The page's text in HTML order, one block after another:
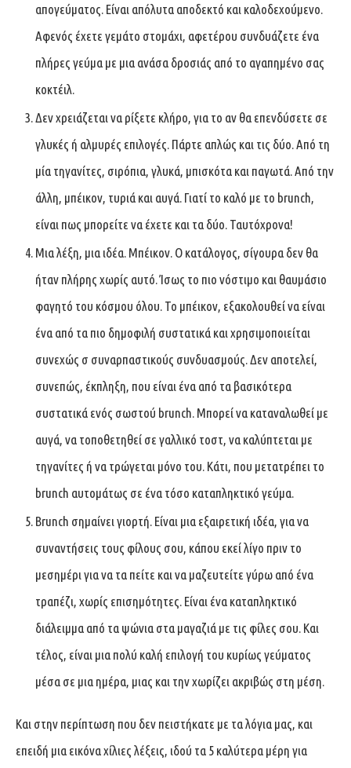
απογεύματος. Είναι απόλυτα αποδεκτό και καλοδεχούμενο.
Αφενός έχετε γεμάτο στομάχι, αφετέρου συνδυάζετε ένα
πλήρες γεύμα με μια ανάσα δροσιάς από το αγαπημένο σας
κοκτέιλ.
Δεν χρειάζεται να ρίξετε κλήρο, για το αν θα επενδύσετε σε
γλυκές ή αλμυρές επιλογές. Πάρτε απλώς και τις δύο. Από τη
μία τηγανίτες, σιρόπια, γλυκά, μπισκότα και παγωτά. Από την
άλλη, μπέικον, τυριά και αυγά. Γιατί το καλό με το brunch,
είναι πως μπορείτε να έχετε και τα δύο. Ταυτόχρονα!
Μια λέξη, μια ιδέα. Μπέικον. Ο κατάλογος, σίγουρα δεν θα
ήταν πλήρης χωρίς αυτό. Ίσως το πιο νόστιμο και θαυμάσιο
φαγητό του κόσμου όλου. Το μπέικον, εξακολουθεί να είναι
ένα από τα πιο δημοφιλή συστατικά και χρησιμοποιείται
συνεχώς σ συναρπαστικούς συνδυασμούς. Δεν αποτελεί,
συνεπώς, έκπληξη, που είναι ένα από τα βασικότερα
συστατικά ενός σωστού brunch. Μπορεί να καταναλωθεί με
αυγά, να τοποθετηθεί σε γαλλικό τοστ, να καλύπτεται με
τηγανίτες ή να τρώγεται μόνο του. Κάτι, που μετατρέπει το
brunch αυτομάτως σε ένα τόσο καταπληκτικό γεύμα.
Brunch σημαίνει γιορτή. Είναι μια εξαιρετική ιδέα, για να
συναντήσεις τους φίλους σου, κάπου εκεί λίγο πριν το
μεσημέρι για να τα πείτε και να μαζευτείτε γύρω από ένα
τραπέζι, χωρίς επισημότητες. Είναι ένα καταπληκτικό
διάλειμμα από τα ψώνια στα μαγαζιά με τις φίλες σου. Και
τέλος, είναι μια πολύ καλή επιλογή του κυρίως γεύματος
μέσα σε μια ημέρα, μιας και την χωρίζει ακριβώς στη μέση.
Και στην περίπτωση που δεν πειστήκατε με τα λόγια μας, και
επειδή μια εικόνα χίλιες λέξεις, ιδού τα 5 καλύτερα μέρη για